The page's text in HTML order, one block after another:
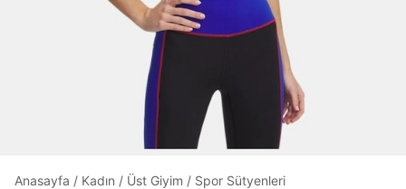
Üye Olmadan Devam Et
Anasayfa / Kadın / Üst Giyim / Spor Sütyenleri
Daha hızlı ödeme. Hızlı sipariş takibi.